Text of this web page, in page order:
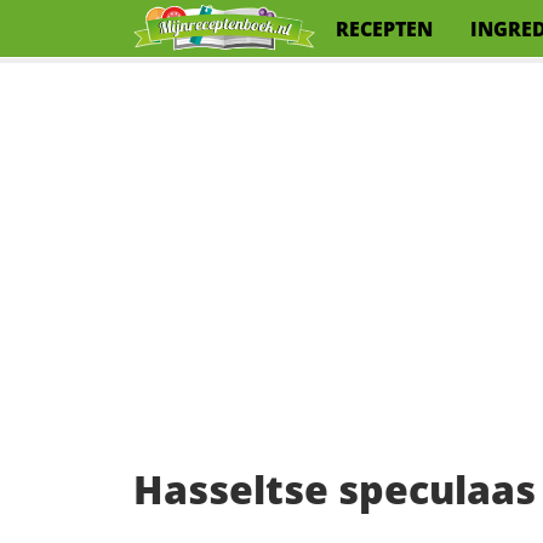
RECEPTEN
Hasseltse speculaas